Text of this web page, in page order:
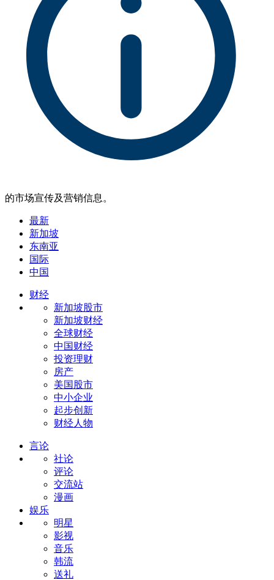
的市场宣传及营销信息。
最新
新加坡
东南亚
国际
中国
财经
新加坡股市
新加坡财经
全球财经
中国财经
投资理财
房产
美国股市
中小企业
起步创新
财经人物
言论
社论
评论
交流站
漫画
娱乐
明星
影视
音乐
韩流
送礼